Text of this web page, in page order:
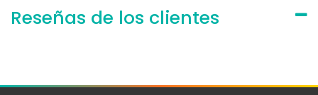
Reseñas de los clientes